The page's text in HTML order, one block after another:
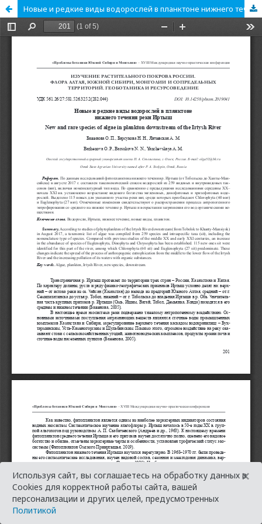
Новые и редкие виды водорослей в планктоне нижнего течения реки Иртыш
Используя сайт, вы соглашаетесь на обработку данных в
Cookies для корректной работы сайта, вашей
персонализации и других целей, предусмотренных
Политикой
×